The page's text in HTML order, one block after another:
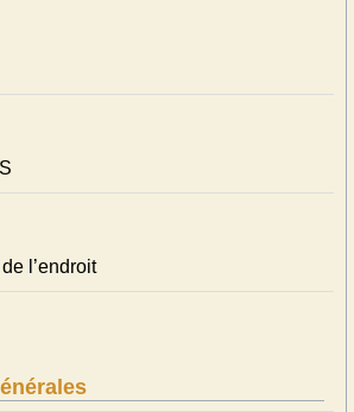
l’endroit